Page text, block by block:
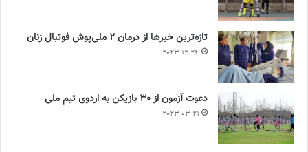
تازه‌ترین خبرها از درمان ۲ ملی‌پوش فوتبال زنان
2023-12-24
دعوت آزمون از 30 بازیکن به اردوی تیم ملی
2023-03-21